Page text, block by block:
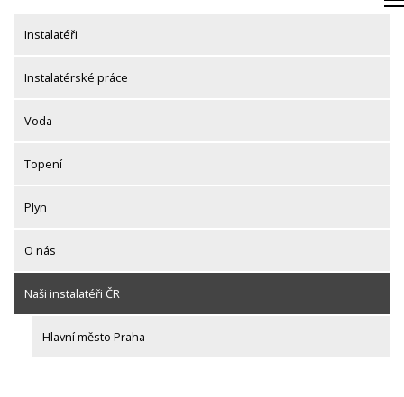
contentInstalatéři
Instalatérské práce
Voda
Topení
Plyn
O nás
Naši instalatéři ČR
Hlavní město Praha